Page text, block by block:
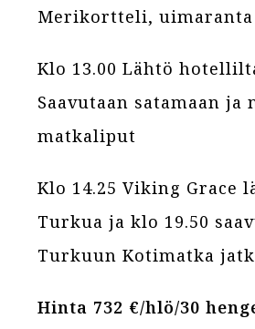
Merikortteli, uimaranta
Klo 13.00 Lähtö
Saavutaan satamaan ja
matkaliput
Klo 14.25 Viking Grace
Turkua ja klo 19.50
Turkuun Kotimatka
Hinta 732 €/hlö/30